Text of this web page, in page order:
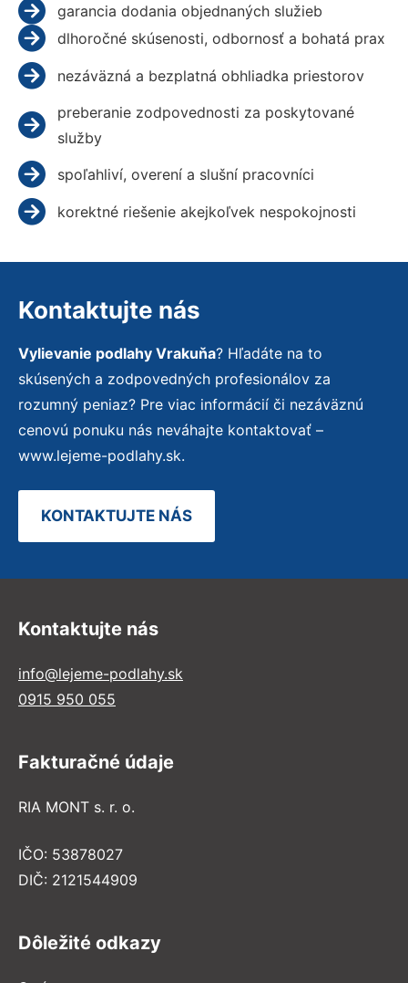
garancia dodania objednaných služieb
dlhoročné skúsenosti, odbornosť a bohatá prax
nezáväzná a bezplatná obhliadka priestorov
preberanie zodpovednosti za poskytované
služby
spoľahliví, overení a slušní pracovníci
korektné riešenie akejkoľvek nespokojnosti
Kontaktujte nás
Vylievanie podlahy Vrakuňa? Hľadáte na to
skúsených a zodpovedných profesionálov za
rozumný peniaz? Pre viac informácií či nezáväznú
cenovú ponuku nás neváhajte kontaktovať –
www.lejeme-podlahy.sk.
KONTAKTUJTE NÁS
Kontaktujte nás
info@lejeme-podlahy.sk
0915 950 055
Fakturačné údaje
RIA MONT s. r. o.
IČO: 53878027
DIČ: 2121544909
Dôležité odkazy